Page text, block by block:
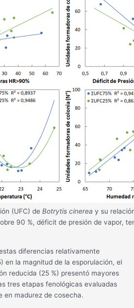
(UFC) deBotrytis cinerea y su
90 %, déficit de presión de vapor,
diferencias relativamente
en la magnitud de la esporulación, el
reducida (25 %) presentó mayores
tres etapas fenológicas evaluadas
en madurez de cosecha.